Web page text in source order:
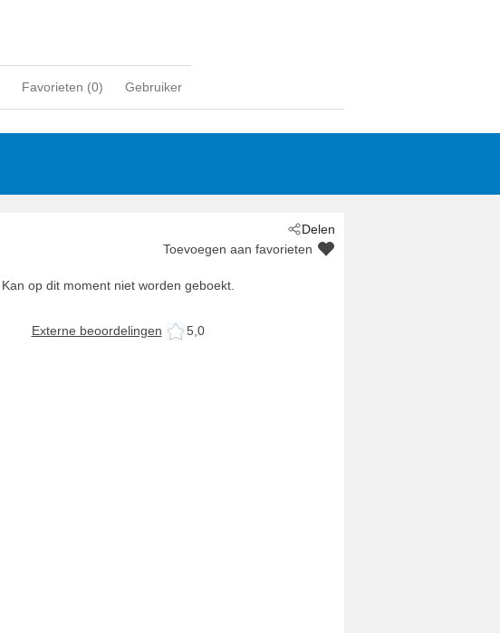
Favorieten (0) Gebruiker
Delen
Toevoegen aan favorieten
Kan op dit moment niet worden geboekt.
Externe beoordelingen 5,0